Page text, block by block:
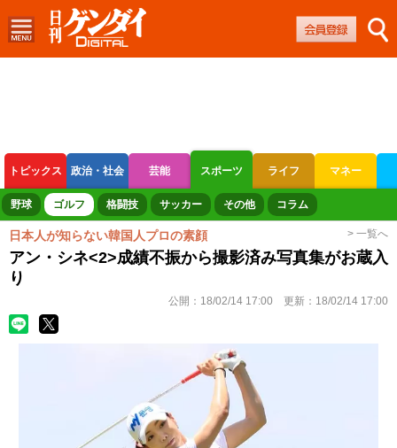
トピックス 政治・社会 芸能 スポーツ ライフ マネー
ボートレース 競輪 オートレース
野球 ゴルフ 格闘技 サッカー その他 コラム
日本人が知らない韓国人プロの素顔 > 一覧へ
アン・シネ<2>成績不振から撮影済み写真集がお蔵入
り
公開： 18/02/14 17:00 更新： 18/02/14 17:00